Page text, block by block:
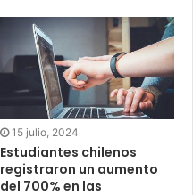
15 julio, 2024
Estudiantes chilenos
registraron un aumento
del 700% en las